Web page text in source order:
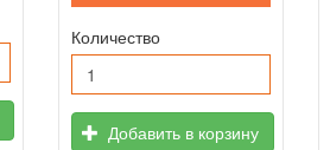
Количество
Добавить в корзину